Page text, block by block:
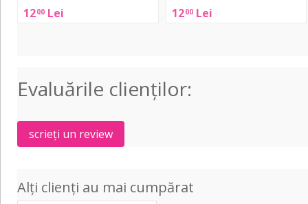
1200 Lei
acordaj
1200 Lei
acordaj
Evaluările clienţilor:
scrieți un review
Alți clienți au mai cumpărat